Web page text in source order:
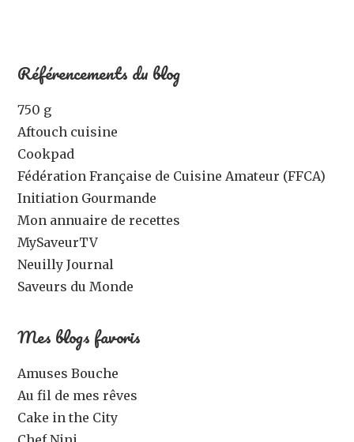
Référencements du blog
750 g
Aftouch cuisine
Cookpad
Fédération Française de Cuisine Amateur (FFCA)
Initiation Gourmande
Mon annuaire de recettes
MySaveurTV
Neuilly Journal
Saveurs du Monde
Mes blogs favoris
Amuses Bouche
Au fil de mes rêves
Cake in the City